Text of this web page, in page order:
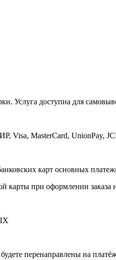
Услуга доступна для
Visa, MasterCard, UnionPay,
карт основных
при оформлении заказа
перенаправлены на